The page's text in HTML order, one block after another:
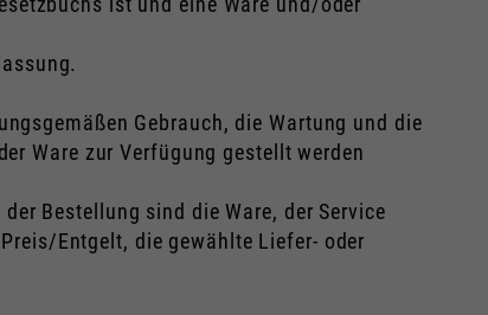
Gebrauch, die Wartung und die
Ware zur Verfügung gestellt werden
Bestellung sind die Ware, der Service
Entgelt, die gewählte Liefer- oder